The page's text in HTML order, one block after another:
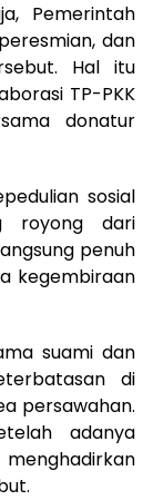
Pemerintah
dan
Hal itu
TP-PKK
donatur
sosial
royong dari
penuh
kegembiraan
suami dan
di
persawahan.
adanya